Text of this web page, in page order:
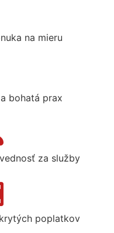
na mieru
bohatá prax
za služby
poplatkov